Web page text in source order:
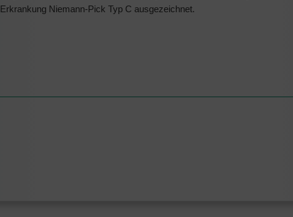
Erkrankung Niemann-Pick Typ C ausgezeichnet.